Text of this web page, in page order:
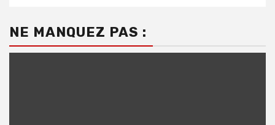
NE MANQUEZ PAS :